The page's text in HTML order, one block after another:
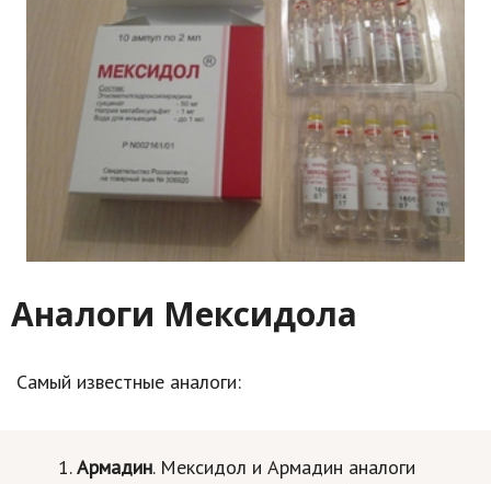
Аналоги Мексидола
Самый известные аналоги:
Армадин. Мексидол и Армадин аналоги